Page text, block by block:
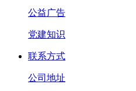
公益广告
党建知识
联系方式
公司地址